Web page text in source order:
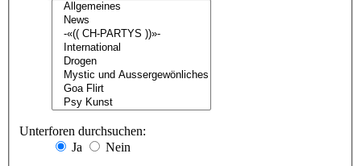
Unterforen durchsuchen:
Ja
Nein